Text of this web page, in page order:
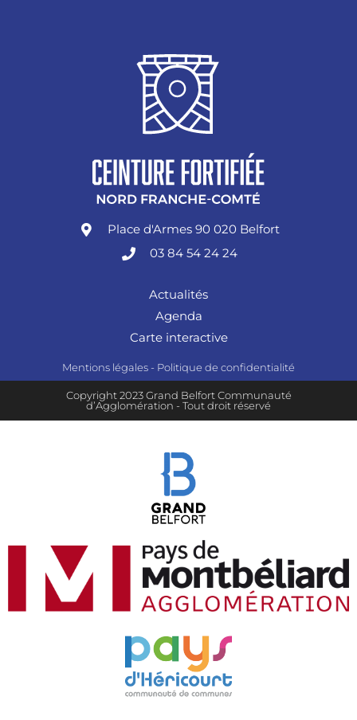
Place d'Armes 90 020 Belfort
03 84 54 24 24
Actualités
Agenda
Carte interactive
Mentions légales - Politique de confidentialité
Copyright 2023 Grand Belfort Communauté
d’Agglomération - Tout droit réservé